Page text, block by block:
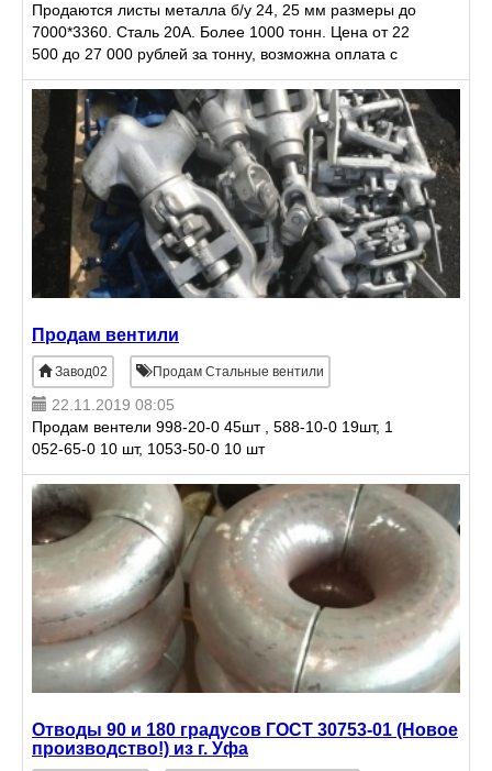
Продаются листы металла б/у 24, 25 мм размеры до
7000*3360. Сталь 20А. Более 1000 тонн. Цена от 22
500 до 27 000 рублей за тонну, возможна оплата с
НДС, зависит от состояния металла, размера,
местопол
Продам вентили
Завод02 Продам Стальные вентили
22.11.2019 08:05
Продам вентели 998-20-0​ 45шт , 588-10-0 19шт, 1​
052-65-0 10 шт, 1053-50-​0 10 шт
Отводы 90 и 180 градусов ГОСТ 30753-01 (Новое
производство!) из г. Уфа